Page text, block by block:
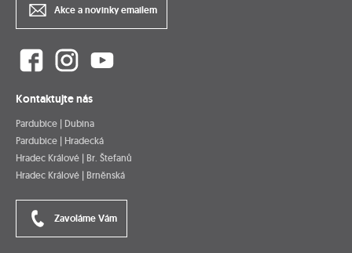
Akce a novinky emailem
Kontaktujte nás
Pardubice | Dubina
Pardubice | Hradecká
Hradec Králové | Br. Štefanů
Hradec Králové | Brněnská
Zavoláme Vám